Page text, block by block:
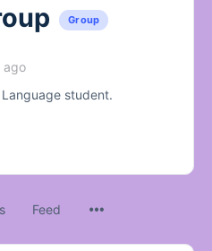
Group
ago
student.
Feed